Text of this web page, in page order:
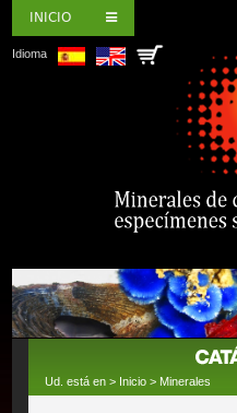
INICIO
Idioma
Ud. está en > Inicio > Minerales